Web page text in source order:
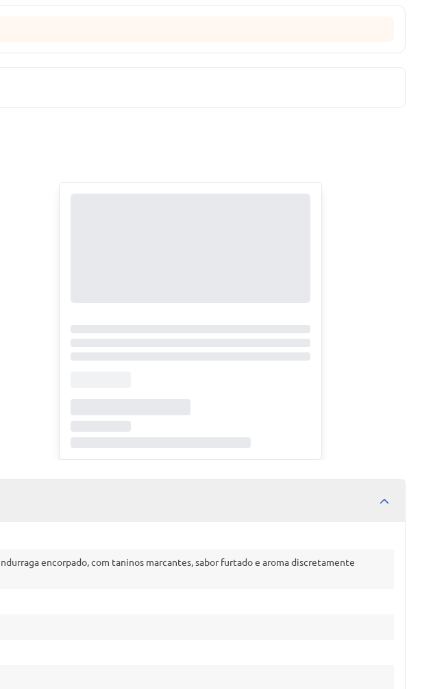
encorpado, com taninos marcantes, sabor furtado e aroma discretamente